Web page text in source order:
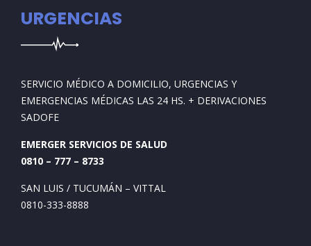
URGENCIAS
SERVICIO MÉDICO A DOMICILIO, URGENCIAS Y
EMERGENCIAS MÉDICAS LAS 24 HS. + DERIVACIONES
SADOFE
EMERGER SERVICIOS DE SALUD
0810 – 777 – 8733
SAN LUIS / TUCUMÁN – VITTAL
0810-333-8888